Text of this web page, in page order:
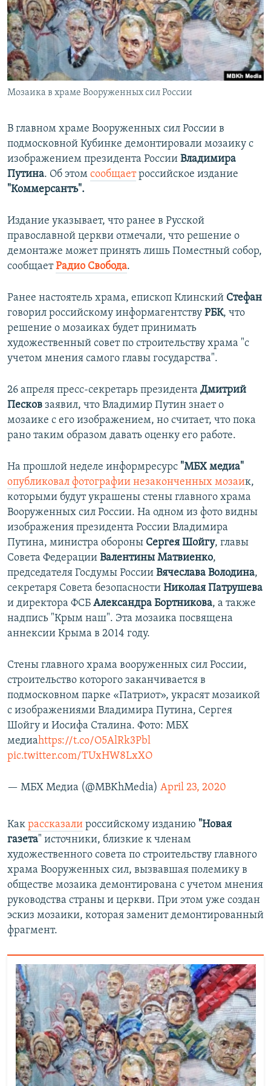
ПОБЕДИТЕЛЕЙ НЕ СУДЯТ?
КРЫМ.НЕПОКОРЕННЫЙ
ELIFBE
УКРАИНСКАЯ ПРОБЛЕМА КРЫМА
ПРИСОЕДИНЯЙТЕСЬ!
Все сайты RFE/RL
Мозаика в храме Вооруженных сил России
В главном храме Вооруженных сил России в
подмосковной Кубинке демонтировали мозаику с
изображением президента России Владимира
Путина. Об этом сообщаетроссийское издание
"Коммерсантъ".
Издание указывает, что ранее в Русской
православной церкви отмечали, что решение о
демонтаже может принять лишь Поместный собор,
сообщаетРадио Свобода.
Ранее настоятель храма, епископ Клинский Стефан
говорил российскому информагентству РБК, что
решение о мозаиках будет принимать
художественный совет по строительству храма "с
учетом мнения самого главы государства".
26 апреля пресс-секретарь президента Дмитрий
Песков заявил, что Владимир Путин знает о
мозаике с его изображением, но считает, что пока
рано таким образом давать оценку его работе.
На прошлой неделе информресурс "МБХ медиа"
опубликовал фотографии незаконченных мозаик,
которыми будут украшены стены главного храма
Вооруженных сил России. На одном из фото видны
изображения президента России Владимира
Путина, министра обороны Сергея Шойгу, главы
Совета Федерации Валентины Матвиенко,
председателя Госдумы России Вячеслава Володина,
секретаря Совета безопасности Николая Патрушева
и директора ФСБ Александра Бортникова, а также
надпись "Крым наш". Эта мозаика посвящена
аннексии Крыма в 2014 году.
Стены главного храма вооруженных сил России,
строительство которого заканчивается в
подмосковном парке «Патриот», украсят мозаикой
с изображениями Владимира Путина, Сергея
Шойгу и Иосифа Сталина. Фото: МБХ
медиаhttps://t.co/O5AlRk3Pbl
pic.twitter.com/TUxHW8LxXO
— МБХ Медиа (@MBKhMedia) April 23, 2020
Как рассказали российскому изданию "Новая
газета" источники, близкие к членам
художественного совета по строительству главного
храма Вооруженных сил, вызвавшая полемику в
обществе мозаика демонтирована с учетом мнения
руководства страны и церкви. При этом уже создан
эскиз мозаики, которая заменит демонтированный
фрагмент.